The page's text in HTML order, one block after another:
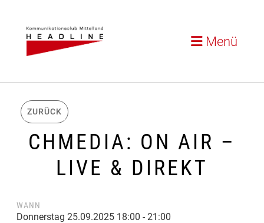
Menü
ZURÜCK
CHMEDIA: ON AIR –
LIVE & DIREKT
WANN
Donnerstag 25.09.2025 18:00 - 21:00